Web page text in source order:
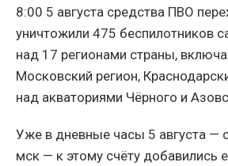
8:00 5 августа средства ПВО
уничтожили 475 беспилотников
над 17 регионами страны,
Московский регион,
над акваториями Чёрного и
Уже в дневные часы 5 августа —
мск — к этому счёту добавились